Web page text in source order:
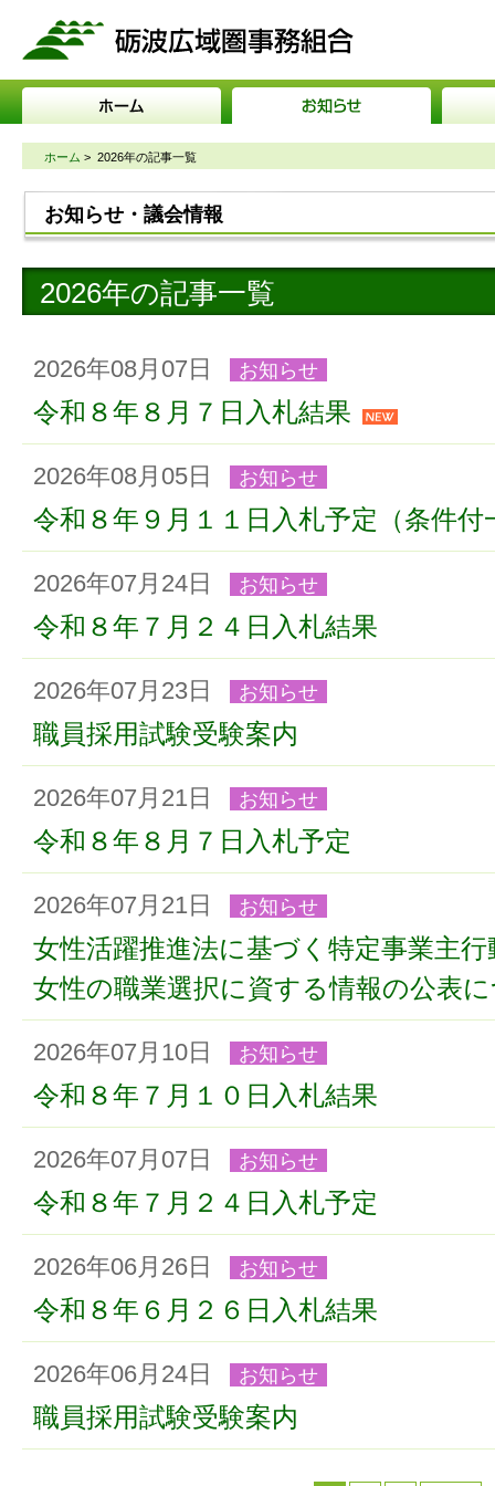
ホーム > 2026年の記事一覧
お知らせ・議会情報
2026年の記事一覧
2026年08月07日 お知らせ
令和８年８月７日入札結果
2026年08月05日 お知らせ
令和８年９月１１日入札予定（条件付
2026年07月24日 お知らせ
令和８年７月２４日入札結果
2026年07月23日 お知らせ
職員採用試験受験案内
2026年07月21日 お知らせ
令和８年８月７日入札予定
2026年07月21日 お知らせ
女性活躍推進法に基づく特定事業主
女性の職業選択に資する情報の公表
2026年07月10日 お知らせ
令和８年７月１０日入札結果
2026年07月07日 お知らせ
令和８年７月２４日入札予定
2026年06月26日 お知らせ
令和８年６月２６日入札結果
2026年06月24日 お知らせ
職員採用試験受験案内